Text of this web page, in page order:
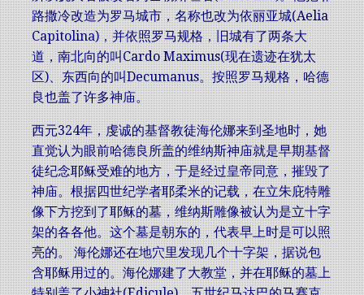
路撒冷改造为罗马城市，名称也改为依丽亚城(Aelia
Capitolina)，并依照罗马规格，旧城有了两条大
道，南北向的叫Cardo Maximus(现在遗迹在犹太
区)、东西向的叫Decumanus。按照罗马规格，哈德
良也盖了许多神庙。
西元324年，虔诚的基督教徒海伦娜来到圣地时，她
直觉认为眼前哈德良所盖的维纳斯神庙就是早期基督
徒纪念耶稣受难的地方，于是经过皇帝同意，摧毁了
神庙。根据四世纪学者耶柔米的记载，在立朱庇特雕
像下方挖到了耶稣的墓，维纳斯雕像被认为是立十字
架的各各他。这个墓是朝东的，代表早上时是可以照
亮的。 海伦娜还在地穴里发现几个十字架，据说包
含耶稣用过的。海伦娜建了大教堂，并在耶稣的墓上